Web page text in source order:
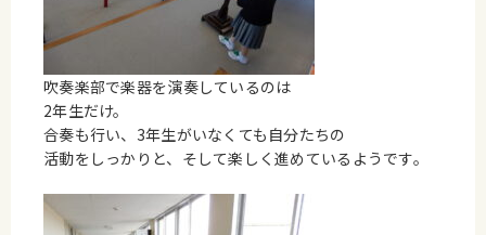
吹奏楽部で楽器を演奏しているのは
2年生だけ。
合奏も行い、3年生がいなくても自分たちの
活動をしっかりと、そして楽しく進めているようです。